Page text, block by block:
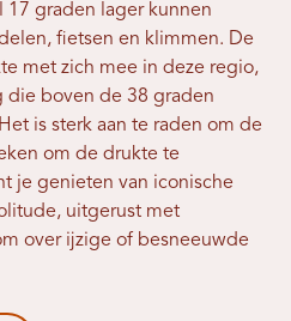
graden lager kunnen
fietsen en klimmen. De
met zich mee in deze regio,
die boven de 38 graden
is sterk aan te raden om de
om de drukte te
je genieten van iconische
uitgerust met
over ijzige of besneeuwde